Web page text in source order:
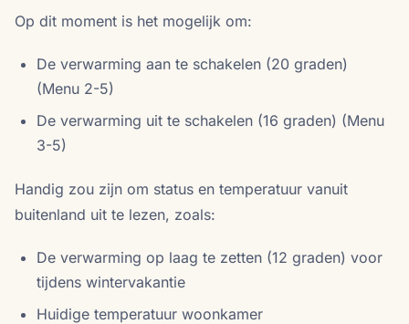
Op dit moment is het mogelijk om:
De verwarming aan te schakelen (20 graden)
(Menu 2-5)
De verwarming uit te schakelen (16 graden) (Menu
3-5)
Handig zou zijn om status en temperatuur vanuit
buitenland uit te lezen, zoals:
De verwarming op laag te zetten (12 graden) voor
tijdens wintervakantie
Huidige temperatuur woonkamer